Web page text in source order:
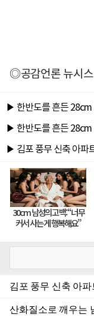
◎공감언론 뉴시스